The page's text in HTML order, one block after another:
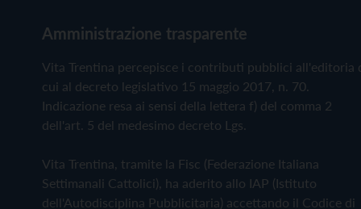
Amministrazione trasparente
Vita Trentina percepisce i contributi pubblici all'editoria
cui al decreto legislativo 15 maggio 2017, n. 70.
Indicazione resa ai sensi della lettera f) del comma 2
dell'art. 5 del medesimo decreto Lgs.
Vita Trentina, tramite la Fisc (Federazione Italiana
Settimanali Cattolici), ha aderito allo IAP (Istituto
dell'Autodisciplina Pubblicitaria) accettando il Codice di